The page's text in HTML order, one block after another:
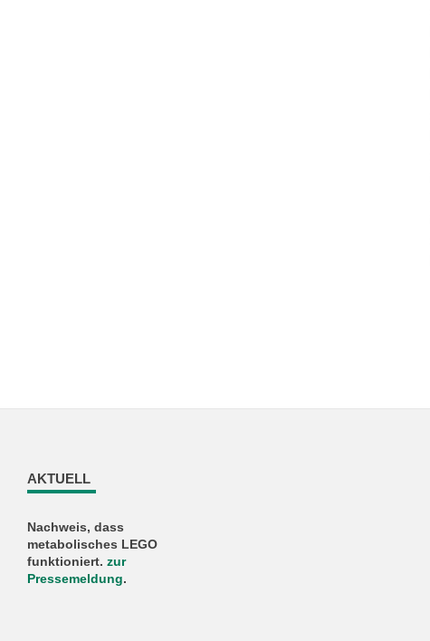
AKTUELL
Nachweis, dass
metabolisches LEGO
funktioniert. zur
Pressemeldung.